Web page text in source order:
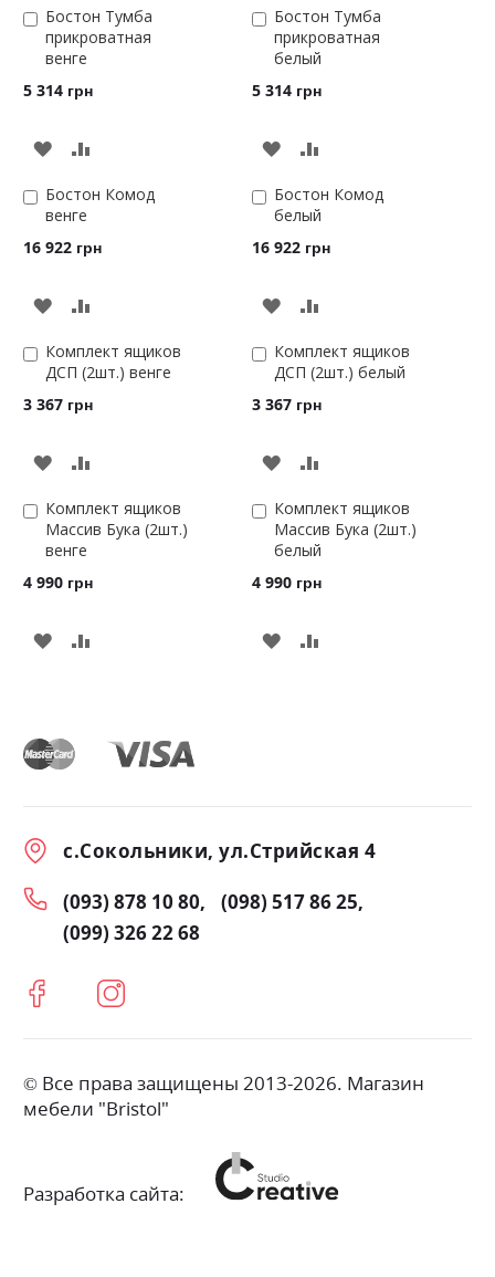
Бостон Тумба
прикроватная
венге
5 314 грн
Добавить
в
корзину
Бостон Тумба
прикроватная
белый
5 314 грн
Добавить
в
корзину
СРАВНЕНИЕ
Бостон Комод
венге
16 922 грн
Добавить
в
корзину
СРАВНЕНИЕ
Бостон Комод
белый
16 922 грн
Добавить
в
корзину
СРАВНЕНИЕ
Комплект ящиков
ДСП (2шт.) венге
3 367 грн
Добавить
в
корзину
СРАВНЕНИЕ
Комплект ящиков
ДСП (2шт.) белый
3 367 грн
Добавить
в
корзину
СРАВНЕНИЕ
Комплект ящиков
Массив Бука (2шт.)
венге
4 990 грн
Добавить
в
корзину
Комплект ящиков
Массив Бука (2шт.)
белый
4 990 грн
Добавить
в
корзину
с.Сокольники, ул.Стрийская 4
(093) 878 10 80
(098) 517 86 25
(099) 326 22 68
© Все права защищены 2013-2026. Магазин
мебели "Bristol"
Разработка сайта: